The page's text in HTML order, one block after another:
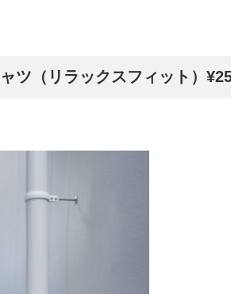
ツ（リラックスフィット）